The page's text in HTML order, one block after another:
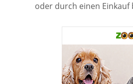
oder durch einen Einkauf